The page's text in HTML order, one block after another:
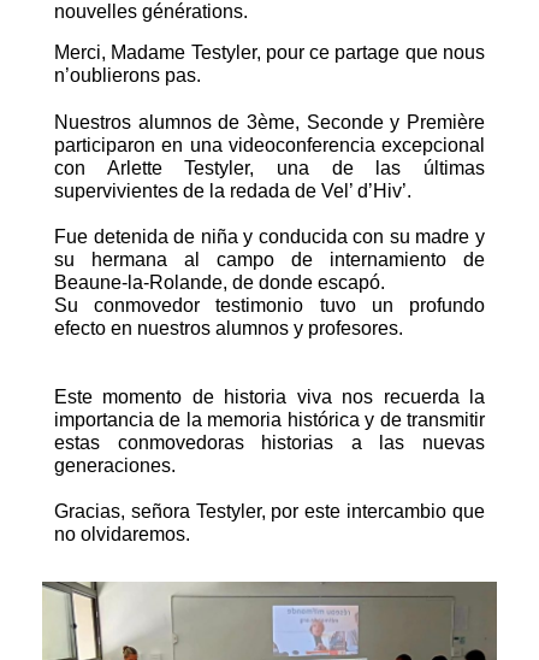
nouvelles générations.
Merci, Madame Testyler, pour ce partage que nous
n’oublierons pas.
Nuestros alumnos de 3ème, Seconde y Première
participaron en una videoconferencia excepcional
con Arlette Testyler, una de las últimas
supervivientes de la redada de Vel’ d’Hiv’.
Fue detenida de niña y conducida con su madre y
su hermana al campo de internamiento de
Beaune-la-Rolande, de donde escapó.
Su conmovedor testimonio tuvo un profundo
efecto en nuestros alumnos y profesores.
Este momento de historia viva nos recuerda la
importancia de la memoria históricay de transmitir
estas conmovedoras historias a las nuevas
generaciones.
Gracias, señora Testyler, por este intercambio que
no olvidaremos.